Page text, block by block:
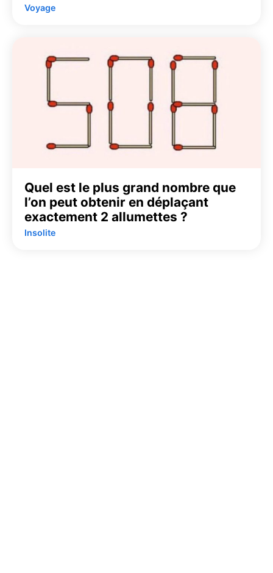
Voyage
Quel est le plus grand nombre que
l’on peut obtenir en déplaçant
exactement 2 allumettes ?
Insolite